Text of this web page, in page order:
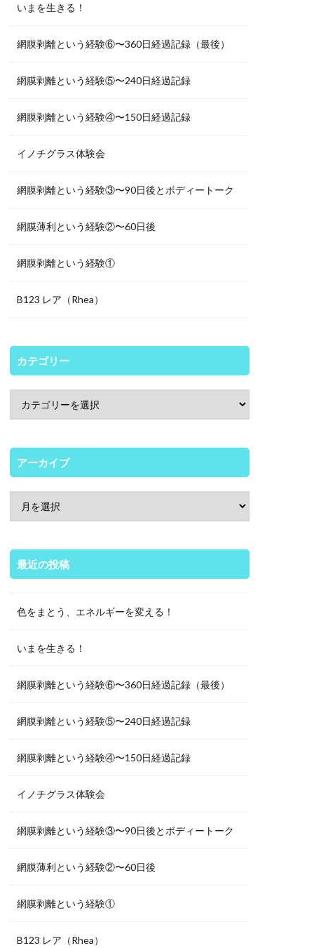
いまを生きる！
網膜剥離という経験⑥〜360日経過記録（最後）
網膜剥離という経験⑤〜240日経過記録
網膜剥離という経験④〜150日経過記録
イノチグラス体験会
網膜剥離という経験③〜90日後とボディートーク
網膜薄利という経験②〜60日後
網膜剥離という経験①
B123 レア（Rhea）
カテゴリー
アーカイブ
最近の投稿
色をまとう、エネルギーを変える！
いまを生きる！
網膜剥離という経験⑥〜360日経過記録（最後）
網膜剥離という経験⑤〜240日経過記録
網膜剥離という経験④〜150日経過記録
イノチグラス体験会
網膜剥離という経験③〜90日後とボディートーク
網膜薄利という経験②〜60日後
網膜剥離という経験①
B123 レア（Rhea）